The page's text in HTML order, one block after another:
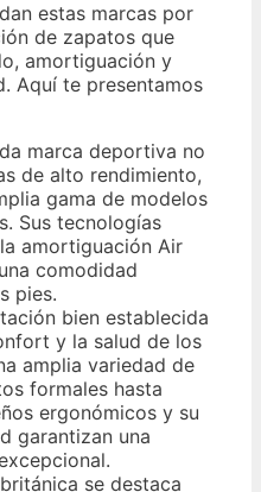
estas marcas por
de zapatos que
amortiguación y
Aquí te presentamos
marca deportiva no
de alto rendimiento,
gama de modelos
Sus tecnologías
amortiguación Air
comodidad
pies.
bien establecida
y la salud de los
amplia variedad de
formales hasta
ergonómicos y su
garantizan una
se destaca